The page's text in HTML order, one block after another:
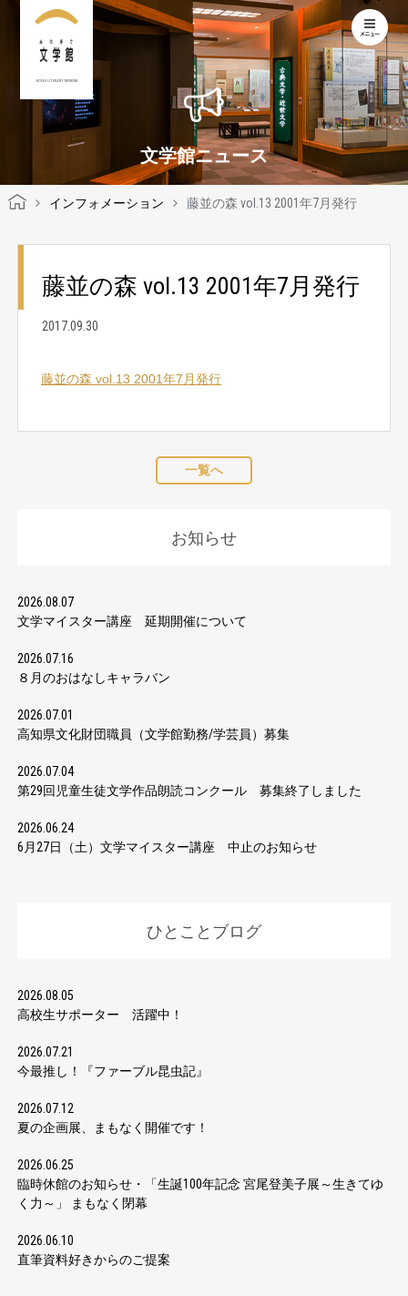
KOCHI LITERARY MUSEUM
文学館ニュース
インフォメーション 藤並の森 vol.13 2001年7月発行
藤並の森 vol.13 2001年7月発行
2017.09.30
藤並の森 vol.13 2001年7月発行
一覧へ
お知らせ
2026.08.07
文学マイスター講座 延期開催について
2026.07.16
８月のおはなしキャラバン
2026.07.01
高知県文化財団職員（文学館勤務/学芸員）募集
2026.07.04
第29回児童生徒文学作品朗読コンクール 募集終了しました
2026.06.24
6月27日（土）文学マイスター講座 中止のお知らせ
ひとことブログ
2026.08.05
高校生サポーター 活躍中！
2026.07.21
今最推し！『ファーブル昆虫記』
2026.07.12
夏の企画展、まもなく開催です！
2026.06.25
臨時休館のお知らせ・「生誕100年記念 宮尾登美子展～生きてゆ
く力～」 まもなく閉幕
2026.06.10
直筆資料好きからのご提案